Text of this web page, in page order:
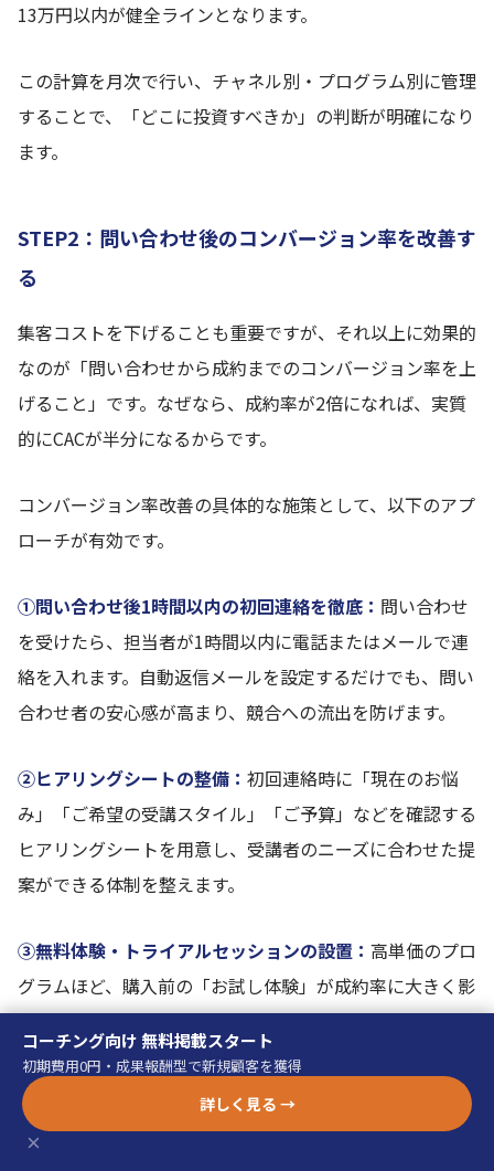
13万円以内が健全ラインとなります。
この計算を月次で行い、チャネル別・プログラム別に管理
することで、「どこに投資すべきか」の判断が明確になり
ます。
STEP2：問い合わせ後のコンバージョン率を改善す
る
集客コストを下げることも重要ですが、それ以上に効果的
なのが「問い合わせから成約までのコンバージョン率を上
げること」です。なぜなら、成約率が2倍になれば、実質
的にCACが半分になるからです。
コンバージョン率改善の具体的な施策として、以下のアプ
ローチが有効です。
①問い合わせ後1時間以内の初回連絡を徹底： 問い合わせ
を受けたら、担当者が1時間以内に電話またはメールで連
絡を入れます。自動返信メールを設定するだけでも、問い
合わせ者の安心感が高まり、競合への流出を防げます。
②ヒアリングシートの整備： 初回連絡時に「現在のお悩
み」「ご希望の受講スタイル」「ご予算」などを確認する
ヒアリングシートを用意し、受講者のニーズに合わせた提
案ができる体制を整えます。
③無料体験・トライアルセッションの設置： 高単価のプロ
グラムほど、購入前の「お試し体験」が成約率に大きく影
響します。無料の体験セッション（30〜60分）を設ける
ことで、受講者の不安を解消し、成約率を大幅に改善でき
ます。
コーチング向け 無料掲載スタート
初期費用0円・成果報酬型で新規顧客を獲得
詳しく見る →
×